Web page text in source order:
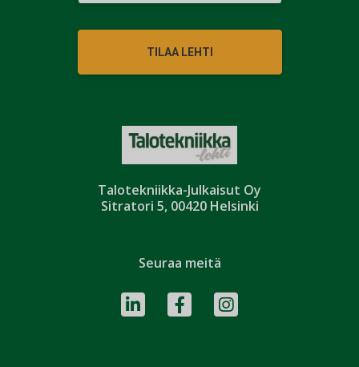
Talotekniikka-Julkaisut Oy
Sitratori 5, 00420 Helsinki
TILAA LEHTI
Seuraa meitä